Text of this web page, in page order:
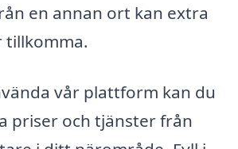
en annan ort kan extra
tillkomma.
vår plattform kan du
priser och tjänster från